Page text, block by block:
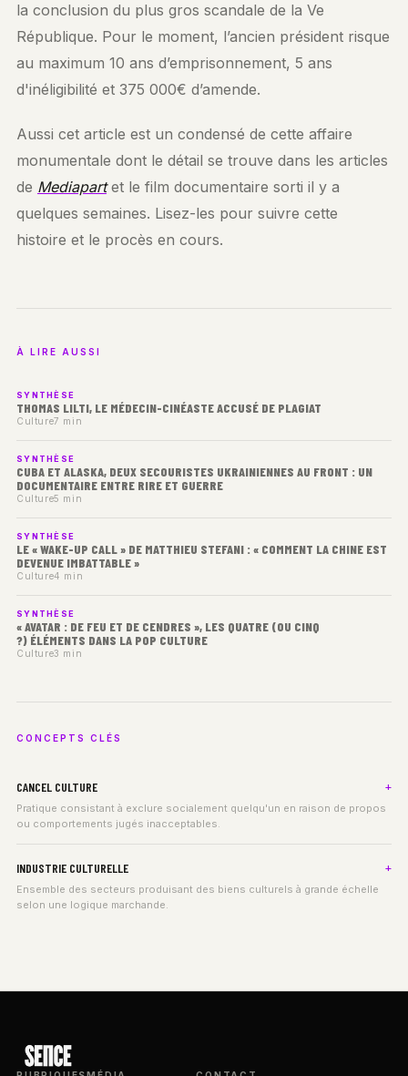
la conclusion du plus gros scandale de la Ve
République. Pour le moment, l’ancien président risque
au maximum 10 ans d’emprisonnement, 5 ans
d'inéligibilité et 375 000€ d’amende.
Aussi cet article est un condensé de cette affaire
monumentale dont le détail se trouve dans les articles
de Mediapartet le film documentaire sorti il y a
quelques semaines. Lisez-les pour suivre cette
histoire et le procès en cours.
À LIRE AUSSI
SYNTHÈSE
THOMAS LILTI, LE MÉDECIN-CINÉASTE ACCUSÉ DE PLAGIAT
Culture7 min
SYNTHÈSE
CUBA ET ALASKA, DEUX SECOURISTES UKRAINIENNES AU FRONT : UN
DOCUMENTAIRE ENTRE RIRE ET GUERRE
Culture5 min
SYNTHÈSE
LE « WAKE-UP CALL » DE MATTHIEU STEFANI : « COMMENT LA CHINE EST
DEVENUE IMBATTABLE »
Culture4 min
SYNTHÈSE
« AVATAR : DE FEU ET DE CENDRES », LES QUATRE (OU CINQ
?) ÉLÉMENTS DANS LA POP CULTURE
Culture3 min
CONCEPTS CLÉS
CANCEL CULTURE
Pratique consistant à exclure socialement quelqu'un en raison de propos
ou comportements jugés inacceptables.
INDUSTRIE CULTURELLE
Ensemble des secteurs produisant des biens culturels à grande échelle
selon une logique marchande.